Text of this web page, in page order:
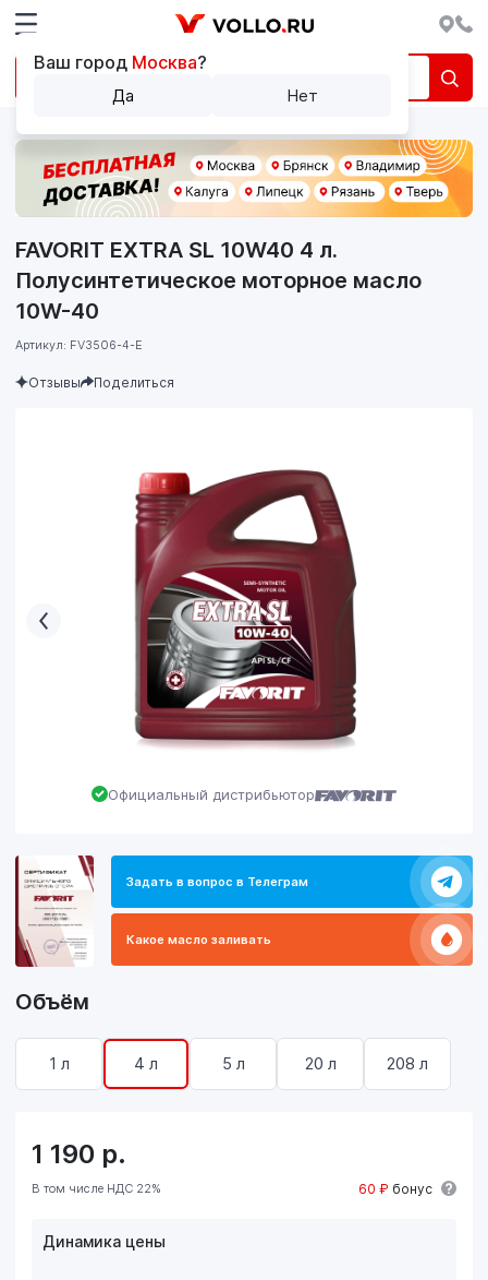
Официальный дистрибьютор
Задать в вопрос в Телеграм
Какое масло заливать
FAVORIT EXTRA SL 10W40 4 л.
Полусинтетическое моторное масло
10W-40
Артикул: FV3506-4-E
Отзывы Поделиться
Объём
1 л 4 л 5 л 20 л 208 л
1 190 р.
В том числе НДС 22% 60 ₽ бонус
Динамика цены
Ваш город Москва?
Да Нет